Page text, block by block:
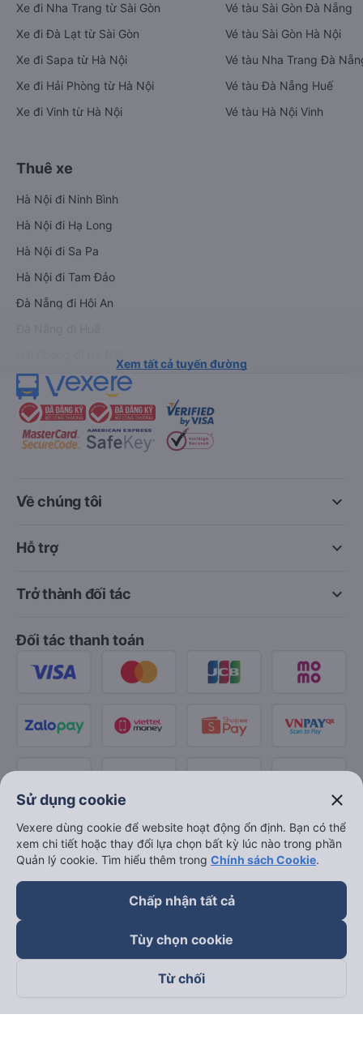
Xe đi Nha Trang từ Sài Gòn
Xe đi Đà Lạt từ Sài Gòn
Xe đi Sapa từ Hà Nội
Xe đi Hải Phòng từ Hà Nội
Xe đi Vinh từ Hà Nội
Vé tàu Sài Gòn Đà Nẵng
Vé tàu Sài Gòn Hà Nội
Vé tàu Nha Trang Đà
Vé tàu Đà Nẵng Huế
Vé tàu Hà Nội Vinh
Thuê xe
Hà Nội đi Ninh Bình
Hà Nội đi Hạ Long
Hà Nội đi Sa Pa
Hà Nội đi Tam Đảo
Đà Nẵng đi Hội An
Xem tất cả tuyến đường
keyboard_arrow_down
Về chúng tôi
keyboard_arrow_down
Hỗ trợ
keyboard_arrow_down
Trở thành đối tác
Đối tác thanh toán
Theo dõi chúng tôi trên
Sử dụng cookie close
Vexere dùng cookie để website hoạt động ổn định. Bạn có thể
xem chi tiết hoặc thay đổi lựa chọn bất kỳ lúc nào trong phần
Quản lý cookie. Tìm hiểu thêm trong Chính sách Cookie.
Chấp nhận tất cả
Tùy chọn cookie
Từ chối